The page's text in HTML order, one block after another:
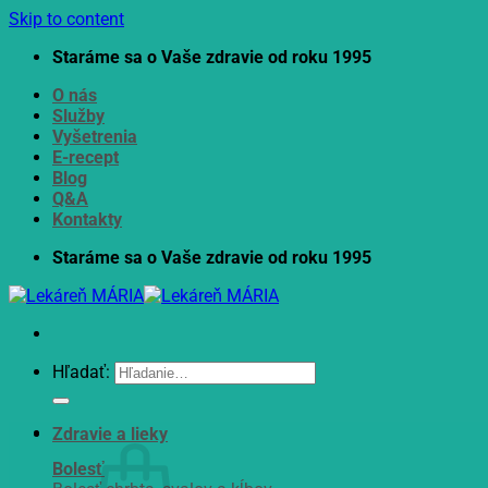
Skip to content
Staráme sa o Vaše zdravie od roku 1995
O nás
Služby
Vyšetrenia
E-recept
Blog
Q&A
Kontakty
Staráme sa o Vaše zdravie od roku 1995
Hľadať:
Zdravie a lieky
Bolesť